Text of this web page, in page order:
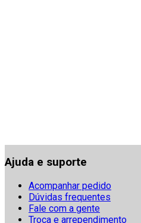
Ajuda e suporte
Acompanhar pedido
Dúvidas frequentes
Fale com a gente
Troca e arrependimento